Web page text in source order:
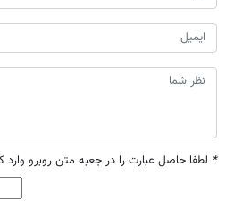
* لطفا حاصل عبارت را در جعبه متن روبرو وارد